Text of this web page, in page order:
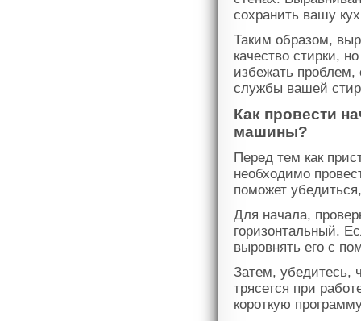
сохранить вашу
Таким образом,
качество стирки,
избежать проблем,
службы вашей
Как провести
машины?
Перед тем как
необходимо
поможет
Для начала,
горизонтальный.
выровнять его с
Затем, убедитесь,
трясется при
короткую